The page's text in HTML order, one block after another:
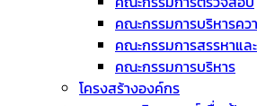
คณะกรรมการบริหารคว
คณะกรรมการสรรหาแ
คณะกรรมการบริหาร
โครงสร้างองค์กร